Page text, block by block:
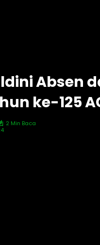
Absen
ke-125
2 Min Baca